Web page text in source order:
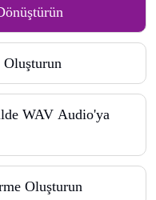
WAV Audio'ya
Oluşturun